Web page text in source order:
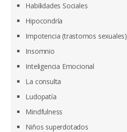
Habilidades Sociales
Hipocondría
Impotencia (trastornos sexuales)
Insomnio
Inteligencia Emocional
La consulta
Ludopatía
Mindfulness
Niños superdotados